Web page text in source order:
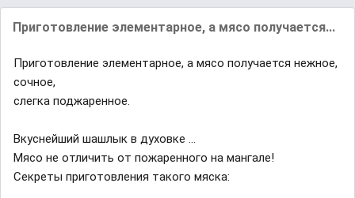
Приготовление элементарное, а мясо получается...
Приготовление элементарное, а мясо получается нежное,
сочное,
слегка поджаренное.
Вкуснейший шашлык в духовке ...
Мясо не отличить от пожаренного на мангале!
Секреты приготовления такого мяска: